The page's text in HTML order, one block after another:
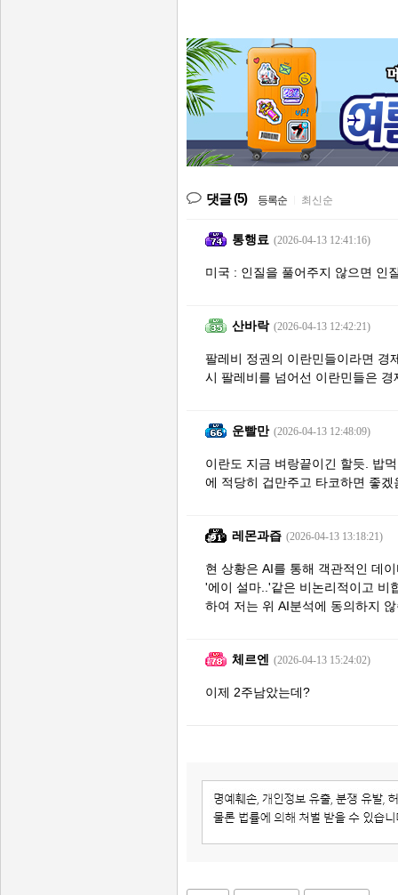
댓글(5) 등록순 최신순
통행료 (2026-04-13 12:41:16)
미국 : 인질을 풀어주지 않으면 인
산바락 (2026-04-13 12:42:21)
팔레비 정권의 이란민들이라면 경
시 팔레비를 넘어선 이란민들은 경
운빨만 (2026-04-13 12:48:09)
이란도 지금 벼랑끝이긴 할듯. 밥
에 적당히 겁만주고 타코하면 좋겠
레몬과즙 (2026-04-13 13:18:21)
현 상황은 AI를 통해 객관적인 데
'에이 설마..'같은 비논리적이고 비
하여 저는 위 AI분석에 동의하지
체르엔 (2026-04-13 15:24:02)
이제 2주남았는데?